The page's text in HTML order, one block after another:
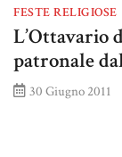
FESTE RELIGIOSE
L’Ottavario
patronale
30 Giugno 2011